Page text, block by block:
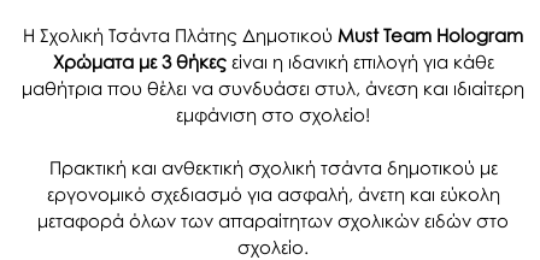
Η Σχολική Τσάντα Πλάτης Δημοτικού Must Team Hologram
Χρώματα με 3 θήκεςείναι η ιδανική επιλογή για κάθε
μαθήτρια που θέλει να συνδυάσει στυλ, άνεση και ιδιαίτερη
εμφάνιση στο σχολείο!
Πρακτική και ανθεκτική σχολική τσάντα δημοτικού με
εργονομικό σχεδιασμό για ασφαλή, άνετη και εύκολη
μεταφορά όλων των απαραίτητων σχολικών ειδών στο
σχολείο.